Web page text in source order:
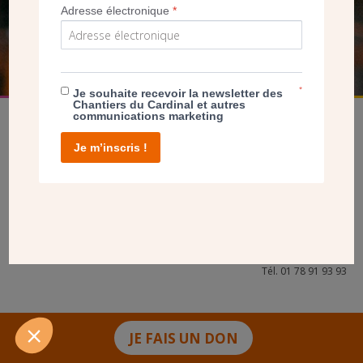
JE FAIS UN DON
FAIRE UN DON
Tél. 01 78 91 93 93
Adresse électronique*
Je souhaite recevoir la newsletter des
Chantiers du Cardinal et autres
communications marketing
*
Je m’inscris !